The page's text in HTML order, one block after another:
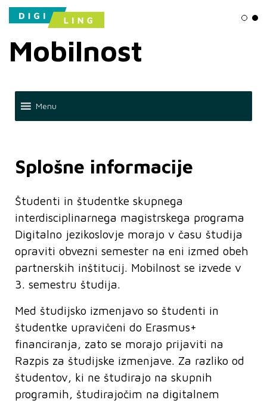
Mobilnost
Menu
Splošne informacije
Študenti in študentke skupnega
interdisciplinarnega magistrskega programa
Digitalno jezikoslovje morajo v času študija
opraviti obvezni semester na eni izmed obeh
partnerskih inštitucij. Mobilnost se izvede v
3. semestru študija.
Med študijsko izmenjavo so študenti in
študentke upravičeni do Erasmus+
financiranja, zato se morajo prijaviti na
Razpis za študijske izmenjave. Za razliko od
študentov, ki ne študirajo na skupnih
programih, študirajočim na digitalnem